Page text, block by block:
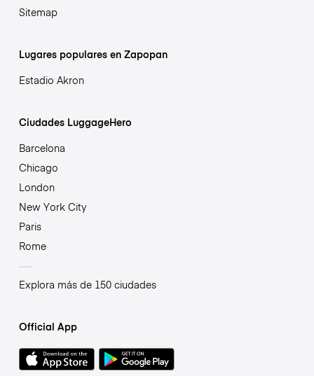
Sitemap
Lugares populares en Zapopan
Estadio Akron
Ciudades LuggageHero
Barcelona
Chicago
London
New York City
Paris
Rome
Explora más de 150 ciudades
Official App